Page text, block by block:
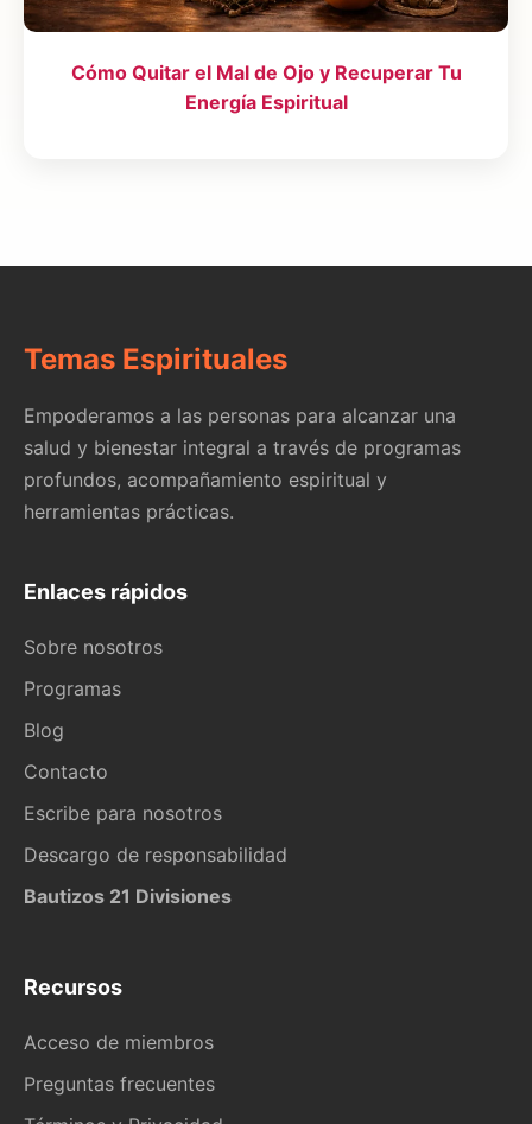
Cómo Quitar el Mal de Ojo y Recuperar Tu
Energía Espiritual
Temas Espirituales
Empoderamos a las personas para alcanzar una
salud y bienestar integral a través de programas
profundos, acompañamiento espiritual y
herramientas prácticas.
Enlaces rápidos
Sobre nosotros
Programas
Blog
Contacto
Escribe para nosotros
Descargo de responsabilidad
Bautizos 21 Divisiones
Recursos
Acceso de miembros
Preguntas frecuentes